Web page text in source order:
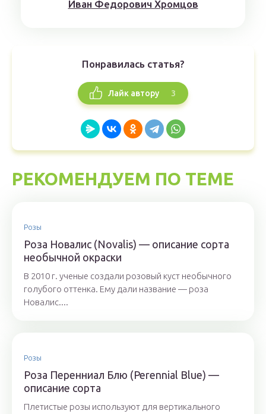
Иван Федорович Хромцов
Понравилась статья?
Лайк автору 3
РЕКОМЕНДУЕМ ПО ТЕМЕ
Розы
Роза Новалис (Novalis) — описание сорта
необычной окраски
В 2010 г. ученые создали розовый куст необычного
голубого оттенка. Ему дали название — роза
Новалис....
Розы
Роза Перенниал Блю (Perennial Blue) —
описание сорта
Плетистые розы используют для вертикального